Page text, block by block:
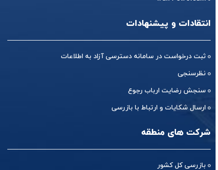
انتقادات و پیشنهادات
ثبت درخواست در سامانه دسترسی آزاد به اطلاعات
نظرسنجی
سنجش رضایت ارباب رجوع
ارسال شکایات و ارتباط با بازرسی
شرکت های منطقه
بازرسی کل کشور